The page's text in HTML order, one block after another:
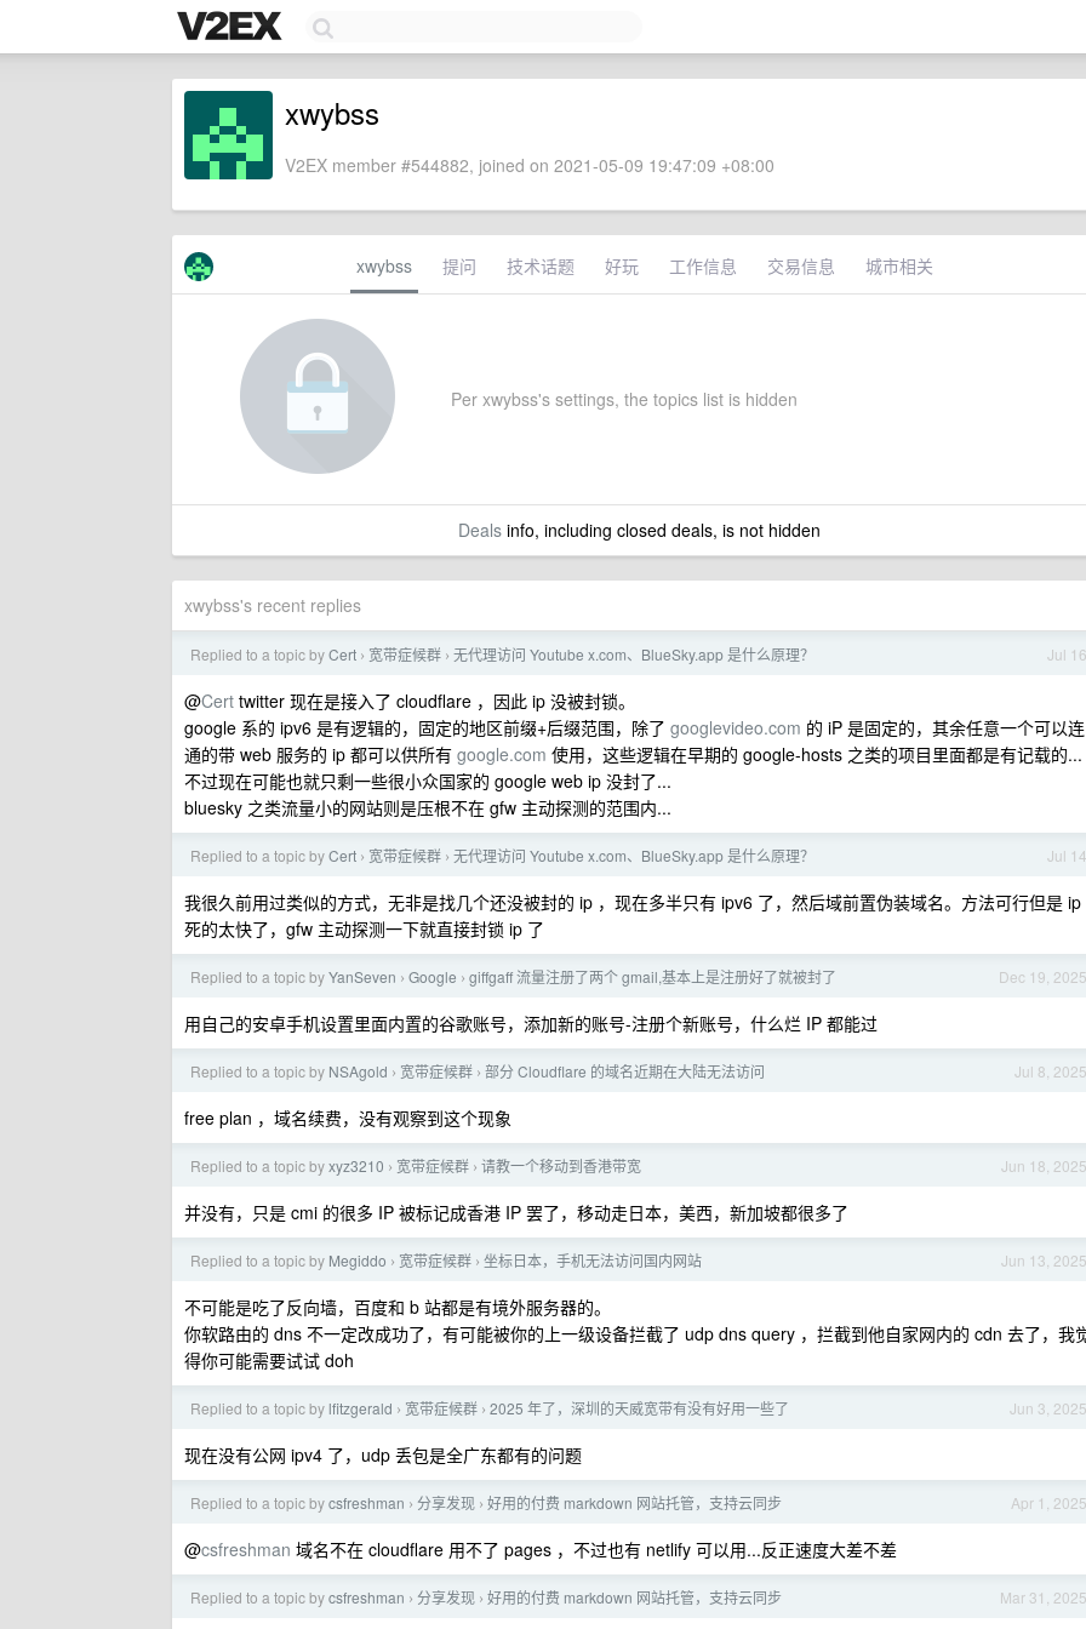
xwybss
V2EX member #544882, joined on 2021-05-09 19:47:09 +08:00
xwybss 提问 技术话题 好玩 工作信息 交易信息 城市相关
Per xwybss's settings, the topics list is hidden
Dealsinfo, including closed deals, is not hidden
xwybss's recent replies
Jul 16
Replied to a topic byCert › 宽带症候群 › 无代理访问 Youtube x.com、BlueSky.app 是什么原理？
@Cert twitter 现在是接入了 cloudflare ，因此 ip 没被封锁。
google 系的 ipv6 是有逻辑的，固定的地区前缀+后缀范围，除了 googlevideo.com 的 iP 是固定的，其余任意一个可以连
通的带 web 服务的 ip 都可以供所有 google.com 使用，这些逻辑在早期的 google-hosts 之类的项目里面都是有记载的...
不过现在可能也就只剩一些很小众国家的 google web ip 没封了...
bluesky 之类流量小的网站则是压根不在 gfw 主动探测的范围内...
Jul 14
Replied to a topic byCert › 宽带症候群 › 无代理访问 Youtube x.com、BlueSky.app 是什么原理？
我很久前用过类似的方式，无非是找几个还没被封的 ip ，现在多半只有 ipv6 了，然后域前置伪装域名。方法可行但是 ip
死的太快了，gfw 主动探测一下就直接封锁 ip 了
Dec 19, 2025
Replied to a topic byYanSeven › Google › giffgaff 流量注册了两个 gmail,基本上是注册好了就被封了
用自己的安卓手机设置里面内置的谷歌账号，添加新的账号-注册个新账号，什么烂 IP 都能过
Jul 8, 2025
Replied to a topic by NSAgold › 宽带症候群 › 部分 Cloudflare 的域名近期在大陆无法访问
free plan ，域名续费，没有观察到这个现象
Jun 18, 2025
Replied to a topic byxyz3210 › 宽带症候群 › 请教一个移动到香港带宽
并没有，只是 cmi 的很多 IP 被标记成香港 IP 罢了，移动走日本，美西，新加坡都很多了
Jun 13, 2025
Replied to a topic by Megiddo › 宽带症候群 › 坐标日本，手机无法访问国内网站
不可能是吃了反向墙，百度和 b 站都是有境外服务器的。
你软路由的 dns 不一定改成功了，有可能被你的上一级设备拦截了 udp dns query ，拦截到他自家网内的 cdn 去了，我
得你可能需要试试 doh
Jun 3, 2025
Replied to a topic by lfitzgerald › 宽带症候群 › 2025 年了，深圳的天威宽带有没有好用一些了
现在没有公网 ipv4 了，udp 丢包是全广东都有的问题
Apr 1, 2025
Replied to a topic bycsfreshman › 分享发现 › 好用的付费 markdown 网站托管，支持云同步
@csfreshman 域名不在 cloudflare 用不了 pages ，不过也有 netlify 可以用...反正速度大差不差
Mar 31, 2025
Replied to a topic bycsfreshman › 分享发现 › 好用的付费 markdown 网站托管，支持云同步